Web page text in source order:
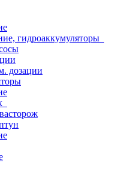
гидроаккумуляторы
дозации